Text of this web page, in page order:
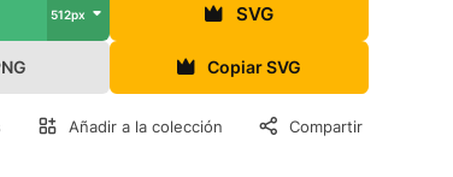
512px SVG
Copiar SVG
Añadir a la colección Compartir